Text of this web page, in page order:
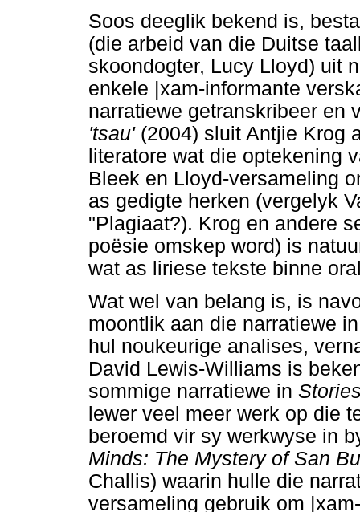
Soos deeglik bekend is,
(die arbeid van die Duitse
skoondogter, Lucy Lloyd) uit
enkele |xam-informante
narratiewe getranskribeer en
'tsau' (2004) sluit Antjie Krog
literatore wat die optekening
Bleek en Lloyd-versameling
as gedigte herken (vergelyk
"Plagiaat?). Krog en andere
poësie omskep word) is
wat as liriese tekste binne
Wat wel van belang is, is
moontlik aan die narratiewe
hul noukeurige analises,
David Lewis-Williams is
sommige narratiewe in
lewer veel meer werk op die
beroemd vir sy werkwyse in
Minds: The Mystery of San
Challis) waarin hulle die
versameling gebruik om